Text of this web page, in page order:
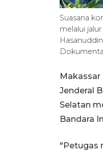
Suasana
melalui
Jenderal
Selatan
Bandara
"Petugas